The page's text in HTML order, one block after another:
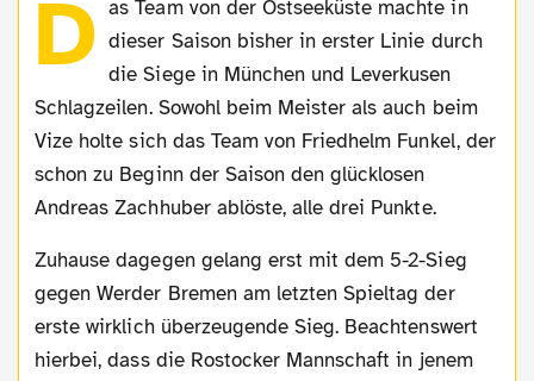
D as Team von der Ostseeküste machte in
dieser Saison bisher in erster Linie durch
die Siege in München und Leverkusen
Schlagzeilen. Sowohl beim Meister als auch beim
Vize holte sich das Team von Friedhelm Funkel, der
schon zu Beginn der Saison den glücklosen
Andreas Zachhuber ablöste, alle drei Punkte.
Zuhause dagegen gelang erst mit dem 5-2-Sieg
gegen Werder Bremen am letzten Spieltag der
erste wirklich überzeugende Sieg. Beachtenswert
hierbei, dass die Rostocker Mannschaft in jenem